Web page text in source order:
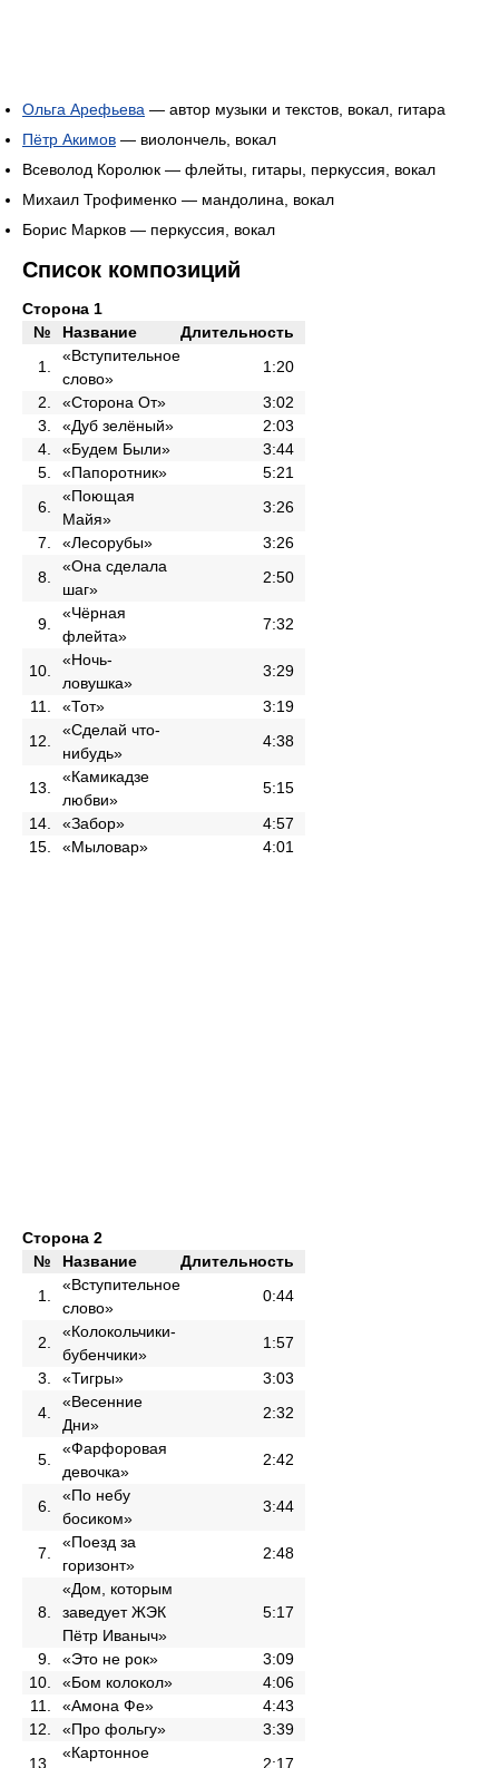
Ольга Арефьева — автор музыки и текстов, вокал, гитара
Пётр Акимов — виолончель, вокал
Всеволод Королюк — флейты, гитары, перкуссия, вокал
Михаил Трофименко — мандолина, вокал
Борис Марков — перкуссия, вокал
Список композиций
Сторона 1
№
Название
Длительность
1.
«Вступительное
слово»
1:20
2.
«Сторона От»
3:02
3.
«Дуб зелёный»
2:03
4.
«Будем Были»
3:44
5.
«Папоротник»
5:21
6.
«Поющая
Майя»
3:26
7.
«Лесорубы»
3:26
8.
«Она сделала
шаг»
2:50
9.
«Чёрная
флейта»
7:32
10.
«Ночь-
ловушка»
3:29
11.
«Тот»
3:19
12.
«Сделай что-
нибудь»
4:38
13.
«Камикадзе
любви»
5:15
14.
«Забор»
4:57
15.
«Мыловар» 4:01
Сторона 2
№
Название
Длительность
1.
«Вступительное
слово»
0:44
2.
«Колокольчики-
бубенчики»
1:57
3.
«Тигры»
3:03
4.
«Весенние
Дни»
2:32
5.
«Фарфоровая
девочка»
2:42
6.
«По небу
босиком»
3:44
7.
«Поезд за
горизонт»
2:48
8.
«Дом, которым
заведует ЖЭК
Пётр Иваныч»
5:17
9. «Это не рок»
3:09
10.
«Бом колокол»
4:06
11.
«Амона Фе»
4:43
12.
«Про фольгу»
3:39
13.
«Картонное
2:17